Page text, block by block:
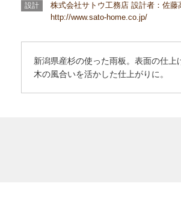
設計
株式会社サトウ工務店 設計者：佐藤
http://www.sato-home.co.jp/
新潟県産杉の使った雨板。表面の仕上
木の風合いを活かした仕上がりに。